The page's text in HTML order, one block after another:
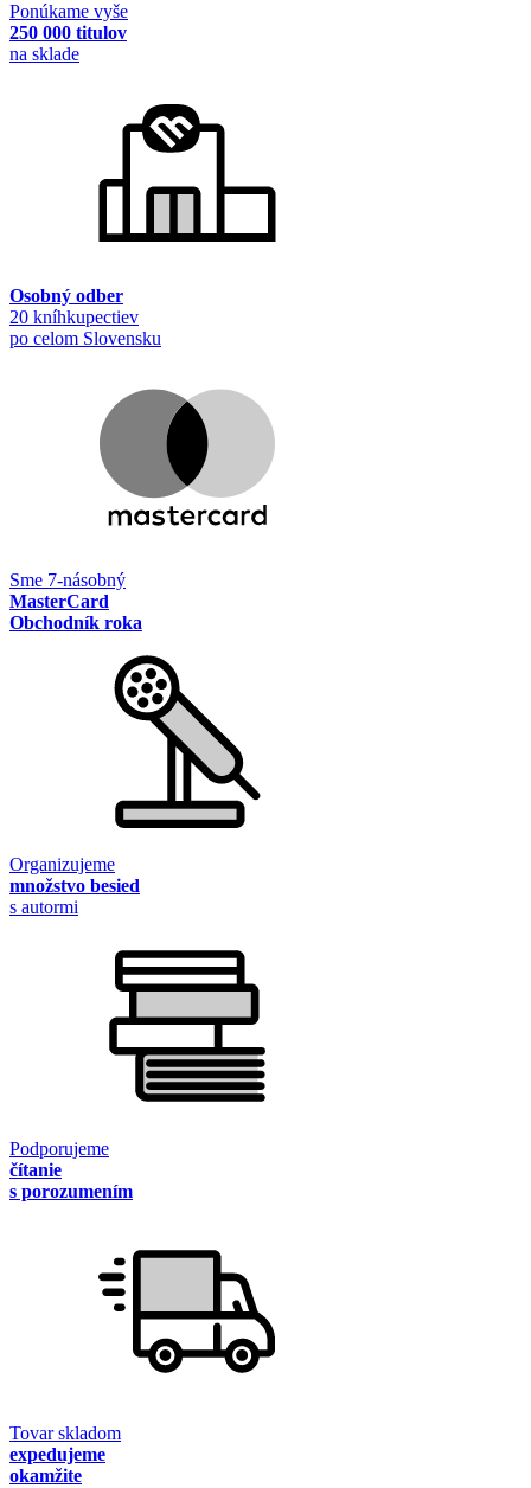
Ponúkame vyše
250 000 titulov
na sklade
Osobný odber
20 kníhkupectiev
po celom Slovensku
Sme 7-násobný
MasterCard
Obchodník roka
Organizujeme
množstvo besied
s autormi
Podporujeme
čítanie
s porozumením
Tovar skladom
expedujeme
okamžite